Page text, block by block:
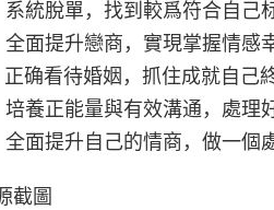
系統脫單，找到較爲符合自己
全面提升戀商，實現掌握情感
正确看待婚姻，抓住成就自己
培養正能量與有效溝通，處理
全面提升自己的情商，做一個
截圖